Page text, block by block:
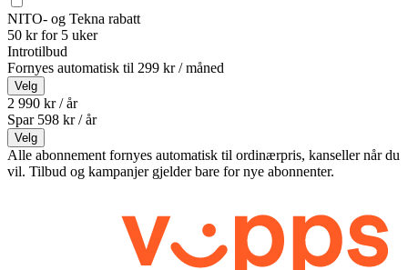
NITO- og Tekna rabatt
50 kr for 5 uker
Introtilbud
Fornyes automatisk til 299 kr / måned
Velg
2 990 kr / år
Spar 598 kr /år
Velg
Alle abonnement fornyes automatisk til ordinærpris, kanseller når du
vil. Tilbud og kampanjer gjelder bare for nye abonnenter.